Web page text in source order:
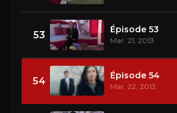
53 Épisode 53
Mar. 21, 2013
54 Épisode 54
Mar. 22, 2013